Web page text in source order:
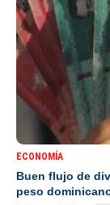
ECONOMÍA
Buen flujo de
peso